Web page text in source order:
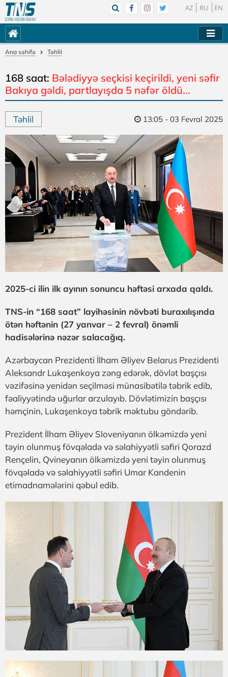
AZ RU EN
Ana səhifə Təhlil
168 saat: Bələdiyyə seçkisi keçirildi, yeni səfir
Bakıya gəldi, partlayışda 5 nəfər öldü...
Təhlil 13:05 - 03 Fevral 2025
2025-ci ilin ilk ayının sonuncu həftəsi arxada qaldı.
TNS-in “168 saat” layihəsinin növbəti buraxılışında
ötən həftənin (27 yanvar – 2 fevral) önəmli
hadisələrinə nəzər salacağıq.
Azərbaycan Prezidenti İlham Əliyev Belarus Prezidenti
Aleksandr Lukaşenkoya zəng edərək, dövlət başçısı
vəzifəsinə yenidən seçilməsi münasibətilə təbrik edib,
fəaliyyətində uğurlar arzulayıb. Dövlətimizin başçısı
həmçinin, Lukaşenkoya təbrik məktubu göndərib.
Prezident İlham Əliyev Sloveniyanın ölkəmizdə yeni
təyin olunmuş fövqəladə və səlahiyyətli səfiri Qorazd
Rençelin, Qvineyanın ölkəmizdə yeni təyin olunmuş
fövqəladə və səlahiyyətli səfiri Umar Kandenin
etimadnamələrini qəbul edib.